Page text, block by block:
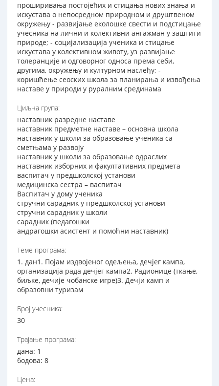
проширивања постојећих и стицања нових знања и
искустава о непосредном природном и друштвеном
окружењу - развијање еколошке свести и подстицање
учесника на лични и колективни ангажман у заштити
природе; - социјализација ученика и стицање
искустава у колективном животу, уз развијање
толеранције и одговорног односа према себи,
другима, окружењу и културном наслеђу; -
коришћење сеоских школа за планирања и извођења
наставе у природи у руралним срединама
Циљна група:
наставник разредне наставе
наставник предметне наставе – основна школа
наставник у школи за образовање ученика са
сметњама у развоју
наставник у школи за образовање одраслих
наставник изборних и факултативних предмета
васпитач у предшколској установи
медицинска сестра – васпитач
Васпитач у дому ученика
стручни сарадник у предшколској установи
стручни сарадник у школи
сарадник (педагошки
андрагошки асистент и помоћни наставник)
Теме програма:
1. дан1. Појам издвојеног одељења, дечјег кампа,
организација рада дечјег кампа2. Радионице (ткање,
биљке, дечије чобанске игре)3. Дечји камп и
образовни туризам
Број учесника:
30
Трајање програма:
дана: 1
бодова: 8
Цена: